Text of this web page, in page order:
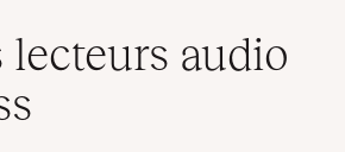
audio